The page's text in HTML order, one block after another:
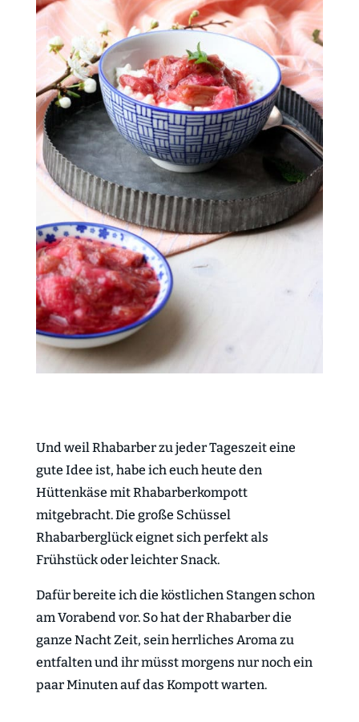
Und weil Rhabarber zu jeder Tageszeit eine
gute Idee ist, habe ich euch heute den
Hüttenkäse mit Rhabarberkompott
mitgebracht. Die große Schüssel
Rhabarberglück eignet sich perfekt als
Frühstück oder leichter Snack.
Dafür bereite ich die köstlichen Stangen schon
am Vorabend vor. So hat der Rhabarber die
ganze Nacht Zeit, sein herrliches Aroma zu
entfalten und ihr müsst morgens nur noch ein
paar Minuten auf das Kompott warten.